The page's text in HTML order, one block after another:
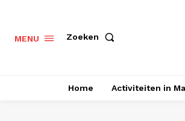
MENU Zoeken
Home Activiteiten in